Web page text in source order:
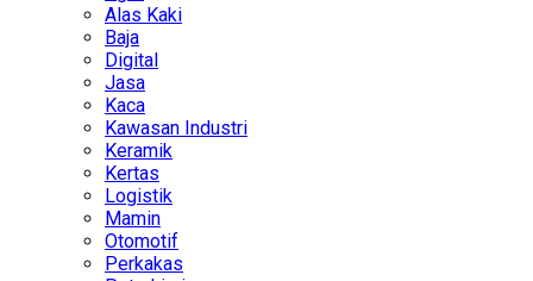
Alas Kaki
Baja
Digital
Jasa
Kaca
Kawasan Industri
Keramik
Kertas
Logistik
Mamin
Otomotif
Perkakas